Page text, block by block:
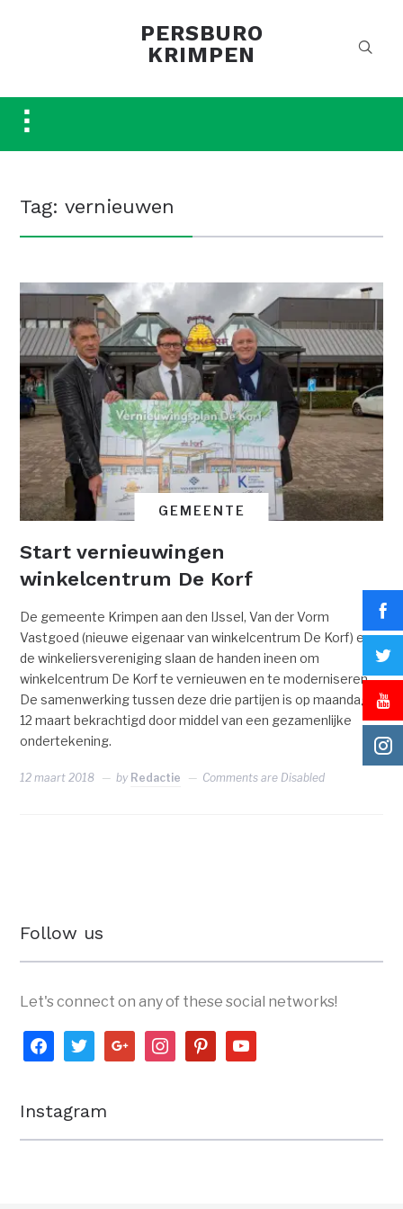
PERSBURO
KRIMPEN
Toggle
sidebar
Tag:vernieuwen
GEMEENTE
Start vernieuwingen
winkelcentrum De Korf
De gemeente Krimpen aan den IJssel, Van der Vorm
Vastgoed (nieuwe eigenaar van winkelcentrum De Korf) en
de winkeliersvereniging slaan de handen ineen om
winkelcentrum De Korf te vernieuwen en te moderniseren.
De samenwerking tussen deze drie partijen is op maandag
12 maart bekrachtigd door middel van een gezamenlijke
ondertekening.
12 maart 2018 by Redactie Comments are Disabled
Follow us
Let's connect on any of these social networks!
facebooktwittergoogleinstagrampinterestyoutube
Instagram